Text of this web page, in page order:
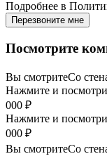
Подробнее в
Перезвоните мне
Посмотрите
Вы смотритеСо
Нажмите и
000 ₽
Нажмите и
000 ₽
Вы смотритеСо